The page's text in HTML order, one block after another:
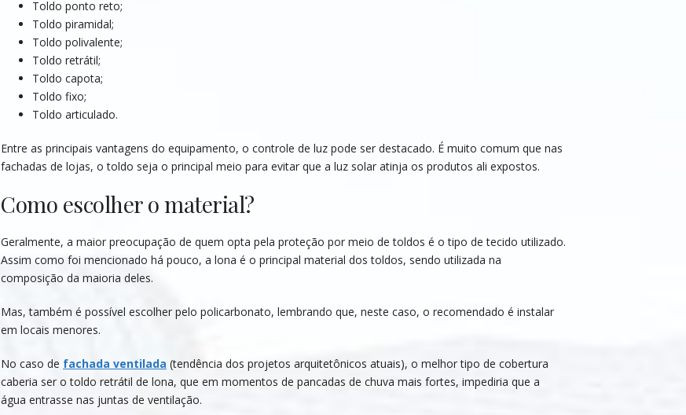
Toldo ponto reto;
Toldo piramidal;
Toldo polivalente;
Toldo retrátil;
Toldo capota;
Toldo fixo;
Toldo articulado.
Entre as principais vantagens do equipamento, o controle de luz pode ser destacado. É muito comum que nas
fachadas de lojas, o toldo seja o principal meio para evitar que a luz solar atinja os produtos ali expostos.
Como escolher o material?
Geralmente, a maior preocupação de quem opta pela proteção por meio de toldos é o tipo de tecido utilizado.
Assim como foi mencionado há pouco, a lona é o principal material dos toldos, sendo utilizada na
composição da maioria deles.
Mas, também é possível escolher pelo policarbonato, lembrando que, neste caso, o recomendado é instalar
em locais menores.
No caso de fachada ventilada (tendência dos projetos arquitetônicos atuais), o melhor tipo de cobertura
caberia ser o toldo retrátil de lona, que em momentos de pancadas de chuva mais fortes, impediria que a
água entrasse nas juntas de ventilação.